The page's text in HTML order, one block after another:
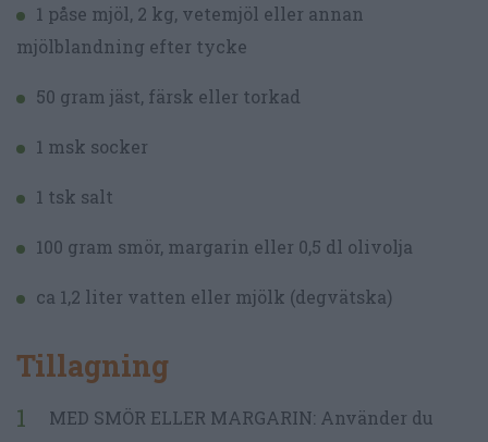
1 påse mjöl, 2 kg, vetemjöl eller annan
mjölblandning efter tycke
50 gram jäst, färsk eller torkad
1 msk socker
1 tsk salt
100 gram smör, margarin eller 0,5 dl olivolja
ca 1,2 liter vatten eller mjölk (degvätska)
Tillagning
MED SMÖR ELLER MARGARIN: Använder du